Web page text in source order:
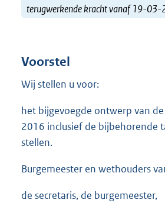
terugwerkende kracht vanaf 19-
Voorstel
Wij stellen u voor:
het bijgevoegde ontwerp van
2016 inclusief de bijbehorende
stellen.
Burgemeester en wethouders
de secretaris, de burgemeester,